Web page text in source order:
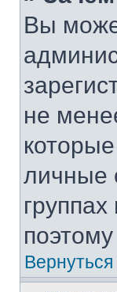
Вы
не
личные